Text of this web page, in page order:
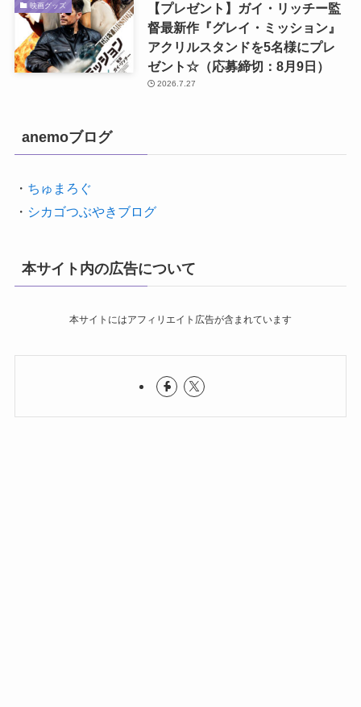
映画グッズ
【プレゼント】ガイ・リッチー監
督最新作『グレイ・ミッション』
アクリルスタンドを5名様にプレ
ゼント☆（応募締切：8月9日）
2026.7.27
anemoブログ
・ ちゅまろぐ
・ シカゴつぶやきブログ
本サイト内の広告について
本サイトにはアフィリエイト広告が含まれています